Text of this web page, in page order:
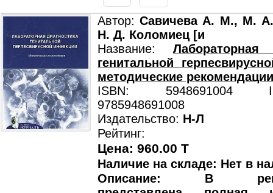
Автор:Савичева А. М., М.
Н. Д. Коломиец [и
Название: Лабораторная
генитальной
методические рекомендации
ISBN: 5948691004
9785948691008
Издательство: Н-Л
Рейтинг:
Цена: 960.00 T
Наличие на складе: Нет в
Описание: В